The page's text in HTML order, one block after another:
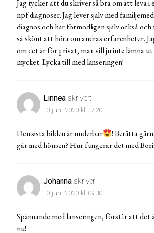
Jag tycker att du skriver så bra om att leva i
npf diagnoser. Jag lever själv med
diagnos och har förmodligen själv också
så skönt att höra om andras erfarenheter.
om det är för privat, man vill ju inte lämna
mycket. Lycka till med lanseringen!
Linnea skriver:
10 juni, 2020 kl. 17:20
Den sista bilden är underbar
! Berätta
går med hönsen? Hur fungerar det med
Johanna skriver:
10 juni, 2020 kl. 09:30
Spännande med lanseringen, förstår att det
nu!